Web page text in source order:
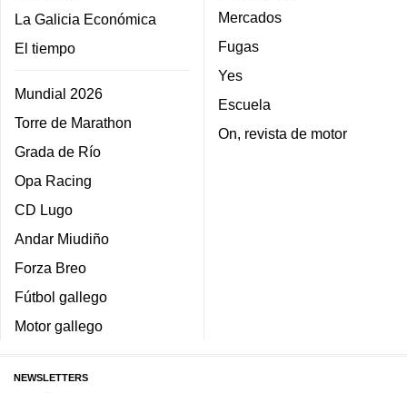
La Galicia Económica
El tiempo
Mundial 2026
Torre de Marathon
Grada de Río
Opa Racing
CD Lugo
Andar Miudiño
Forza Breo
Fútbol gallego
Motor gallego
Mercados
Fugas
Yes
Escuela
On, revista de motor
NEWSLETTERS